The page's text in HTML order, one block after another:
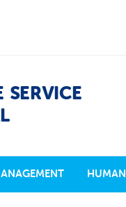
SERVICE
HUMAN